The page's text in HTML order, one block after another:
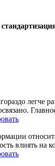
влиять на